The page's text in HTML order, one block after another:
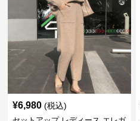
¥6,980 (税込)